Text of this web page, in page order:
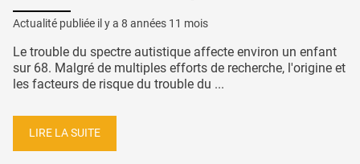
Actualité publiée il y a 8 années 11 mois
Le trouble du spectre autistique affecte environ un enfant
sur 68. Malgré de multiples efforts de recherche, l'origine et
les facteurs de risque du trouble du ...
LIRE LA SUITE